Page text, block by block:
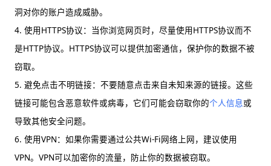
洞对你的账户造成威胁。
4. 使用HTTPS协议：当你浏览网页时，尽量使用HTTPS协议而不
是HTTP协议。HTTPS协议可以提供加密通信，保护你的数据不被
窃取。
5. 避免点击不明链接：不要随意点击来自未知来源的链接。这些
链接可能包含恶意软件或病毒，它们可能会窃取你的个人信息或
导致其他安全问题。
6. 使用VPN：如果你需要通过公共Wi-Fi网络上网，建议使用
VPN。VPN可以加密你的流量，防止你的数据被窃取。